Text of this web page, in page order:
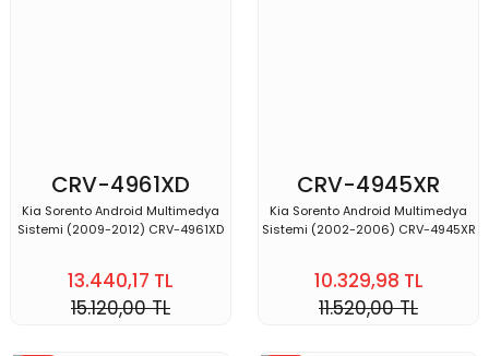
CRV-4961XD
Kia Sorento Android Multimedya
Sistemi (2009-2012) CRV-4961XD
13.440,17 TL
15.120,00 TL
CRV-4945XR
Kia Sorento Android Multimedya
Sistemi (2002-2006) CRV-4945XR
10.329,98 TL
11.520,00 TL